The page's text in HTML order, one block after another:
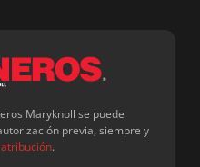
Maryknoll se puede
previa, siempre y
.